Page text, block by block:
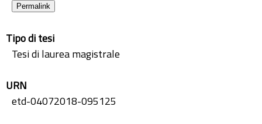
Permalink
Tipo di tesi
Tesi di laurea magistrale
URN
etd-04072018-095125